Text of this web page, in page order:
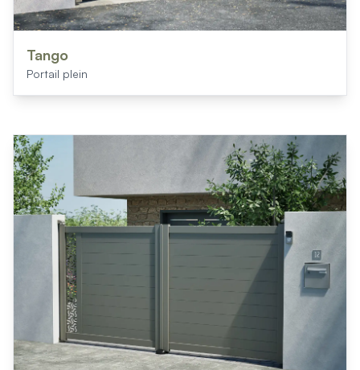
Tango
Portail plein